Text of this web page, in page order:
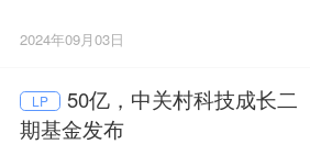
2024年09月03日
LP
50亿，中关村科技成长二
期基金发布